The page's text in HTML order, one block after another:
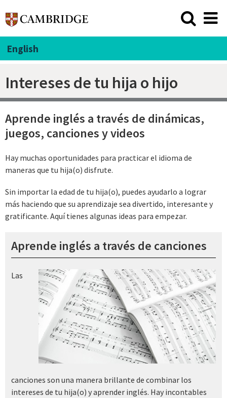
English
Intereses de tu hija o hijo
Aprende inglés a través de dinámicas,
juegos, canciones y videos
Hay muchas oportunidades para practicar el idioma de
maneras que tu hija(o) disfrute.
Sin importar la edad de tu hija(o), puedes ayudarlo a lograr
más haciendo que su aprendizaje sea divertido, interesante y
gratificante. Aquí tienes algunas ideas para empezar.
Aprende inglés a través de canciones
Las
canciones son una manera brillante de combinar los
intereses de tu hija(o) y aprender inglés. Hay incontables